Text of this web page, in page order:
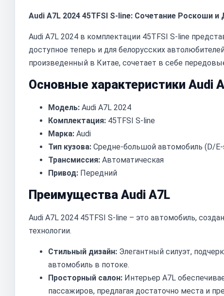
Audi A7L 2024 45TFSI S-line: Сочетание Роскоши и
Audi A7L 2024 в комплектации 45TFSI S-line
доступное теперь и для белорусских
произведенный в Китае, сочетает в себе
Основные характеристики Audi
Модель: Audi A7L 2024
Комплектация: 45TFSI S-line
Марка: Audi
Тип кузова: Средне-большой автомобиль (D/
Трансмиссия: Автоматическая
Привод: Передний
Преимущества Audi A7L
Audi A7L 2024 45TFSI S-line – это автомобиль,
технологии.
Стильный дизайн: Элегантный силуэт,
автомобиль в потоке.
Просторный салон: Интерьер A7L
пассажиров, предлагая достаточно места и